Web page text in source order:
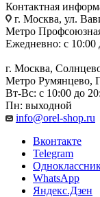
Контактная
г. Москва, ул.
Метро
Ежедневно: с 10:00
г. Москва,
Метро Румянцево,
Вт-Вс: с 10:00 до
Пн: выходной
info@orel-shop.ru
Вконтакте
Telegram
WhatsApp
Яндекс.Дзен